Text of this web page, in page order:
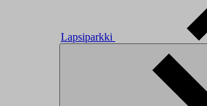
Lapsiparkki